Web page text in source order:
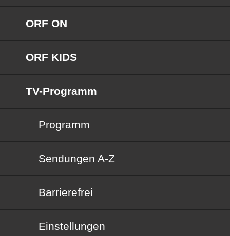
ORF ON
ORF KIDS
TV-Programm
Programm
Sendungen von A bis Z
Sendungen A-Z
Barrierefrei
Barrierefrei
Einstellungen